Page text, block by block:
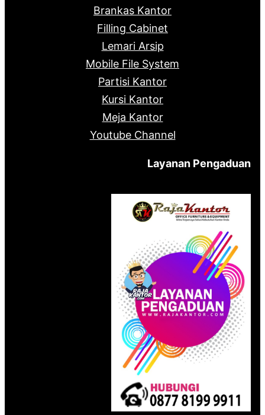
Brankas Kantor
Filling Cabinet
Lemari Arsip
Mobile File System
Partisi Kantor
Kursi Kantor
Meja Kantor
Youtube Channel
Layanan Pengaduan